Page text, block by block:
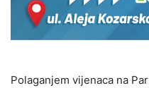
Polaganjem vijenaca na